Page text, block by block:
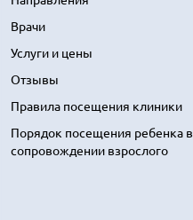
Врачи
Услуги и цены
Отзывы
Правила посещения клиники
Порядок посещения ребенка в
сопровождении взрослого